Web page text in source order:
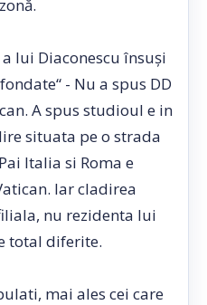
lui Diaconescu însuşi
- Nu a spus DD
A spus studioul e in
situata pe o strada
Italia si Roma e
Iar cladirea
nu rezidenta lui
total diferite.
mai ales cei care